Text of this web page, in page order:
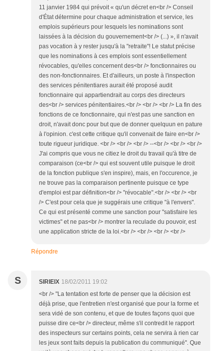
11 janvier 1984 qui prévoit « qu'un décret en<br /> Conseil
d'État détermine pour chaque administration et service, les
emplois supérieurs pour lesquels les nominations sont
laissées à la décision du gouvernement<br /> (...) », il n'avait
pas vocation à y rester jusqu'à la "retraite"! Le statut précise
que les nominations à ces emplois sont essentiellement
révocables, qu'elles concernent des<br /> fonctionnaires ou
des non-fonctionnaires. Et d'ailleurs, un poste à l'inspection
des services pénitentiares aurait été proposé audit
fonctionnaire qui appartiendrait au corps des directeurs
des<br /> services pénitentiaires.<br /> <br /> <br /> La fin des
fonctions de ce fonctionnaire, qui n'est pas une sanction en
droit, n'avait donc pour but que de donner quelquun en pature
à l'opinion. c'est cette critique qu'il convenait de faire en<br />
toute rigueur juridique. <br /> <br /> <br /> --<br /> <br /> <br />
J'ai compris que vous ne citiez le droit du travail qu'à titre de
comparaison (ce<br /> qui est souvent utile puisque le droit
de la fonction publique s'en inspire), mais, en l'occurence, je
ne trouve pas la comparaison pertinente puisque ce type
d'emploi est par définition<br /> "révocable".<br /> <br /> <br
/> C'est pour cela que je suggérais une critique "à l'envers".
Ce qui est présenté comme une sanction pour "satisfaire les
victimes" et ne pas<br /> montrer la reculade du pouvoir, est
une application stricte de la loi.<br /> <br /> <br /> <br />
Répondre
S SIRIEIX 18/02/2011 19:02
<br /> "La tentation est forte de penser que la décision est
déjà prise, que l'entretien n'est organisé que pour la forme et
sera vidé de son contenu, et que de toutes façons quoi que
puisse dire ce<br /> directeur, même s'il contredit le rapport
des inspecteurs sur certains points, cela ne servira à rien car
les jeux sont faits depuis la publication du communiqué". Que